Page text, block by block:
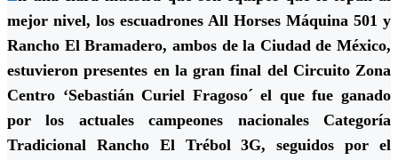
mejor nivel, los escuadrones All Horses Máquina 501 y
Rancho El Bramadero, ambos de la Ciudad de México,
estuvieron presentes en la gran final del Circuito Zona
Centro ‘Sebastián Curiel Fragoso´ el que fue ganado
por los actuales campeones nacionales Categoría
Tradicional Rancho El Trébol 3G, seguidos por el